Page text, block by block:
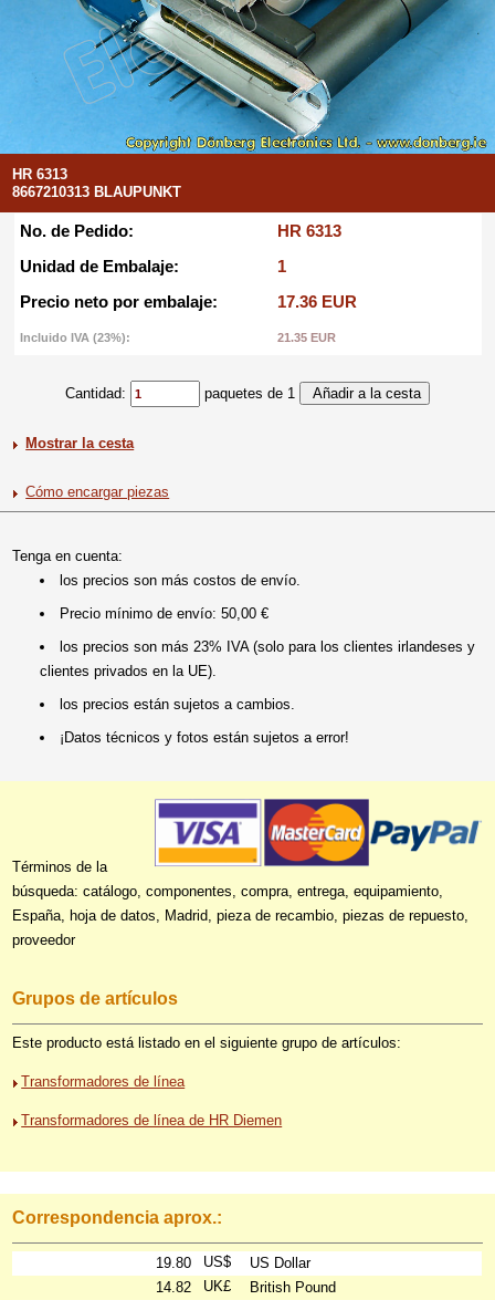
HR 6313
8667210313 BLAUPUNKT
No. de Pedido:
HR 6313
Unidad de Embalaje:
1
Precio neto por embalaje:
17.36 EUR
Incluido IVA (23%): 21.35 EUR
Cantidad: paquetes de 1
Mostrar la cesta
Cómo encargar piezas
Tenga en cuenta:
los precios son más costos de envío.
Precio mínimo de envío: 50,00 €
los precios son más 23% IVA (solo para los clientes irlandeses y
clientes privados en la UE).
los precios están sujetos a cambios.
¡Datos técnicos y fotos están sujetos a error!
Términos de la
búsqueda: catálogo, componentes, compra, entrega, equipamiento,
España, hoja de datos, Madrid, pieza de recambio, piezas de repuesto,
proveedor
Grupos de artículos
Este producto está listado en el siguiente grupo de artículos:
Transformadores de línea
Transformadores de línea de HR Diemen
Correspondencia aprox.:
19.80 US$
US Dollar
14.82
UK£
British Pound